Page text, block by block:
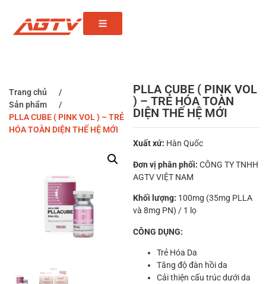
Trang chủ
/
Sản phẩm
/
PLLA CUBE ( PINK VOL ) – TRẺ
HÓA TOÀN DIỆN THẾ HỆ MỚI
PLLA CUBE ( PINK VOL
) – TRẺ HÓA TOÀN
DIỆN THẾ HỆ MỚI
Xuất xứ: Hàn Quốc
Đơn vị phân phối: CÔNG TY TNHH
AGTV VIỆT NAM
Khối lượng: 100mg (35mg PLLA
và 8mg PN) / 1 lọ
CÔNG DỤNG:
Trẻ Hóa Da
Tăng độ đàn hồi da
Cải thiện cấu trúc dưới da